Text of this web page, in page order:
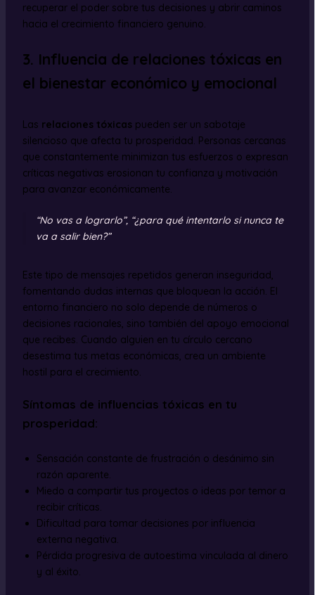
recuperar el poder sobre tus decisiones y abrir caminos
hacia el crecimiento financiero genuino.
3. Influencia de relaciones tóxicas en
el bienestar económico y emocional
Las relaciones tóxicaspueden ser un sabotaje
silencioso que afecta tu prosperidad. Personas cercanas
que constantemente minimizan tus esfuerzos o expresan
críticas negativas erosionan tu confianza y motivación
para avanzar económicamente.
“No vas a lograrlo”, “¿para qué intentarlo si nunca te
va a salir bien?”
Este tipo de mensajes repetidos generan inseguridad,
fomentando dudas internas que bloquean la acción. El
entorno financiero no solo depende de números o
decisiones racionales, sino también del apoyo emocional
que recibes. Cuando alguien en tu círculo cercano
desestima tus metas económicas, crea un ambiente
hostil para el crecimiento.
Síntomas de influencias tóxicas en tu
prosperidad:
Sensación constante de frustración o desánimo sin
razón aparente.
Miedo a compartir tus proyectos o ideas por temor a
recibir críticas.
Dificultad para tomar decisiones por influencia
externa negativa.
Pérdida progresiva de autoestima vinculada al dinero
y al éxito.